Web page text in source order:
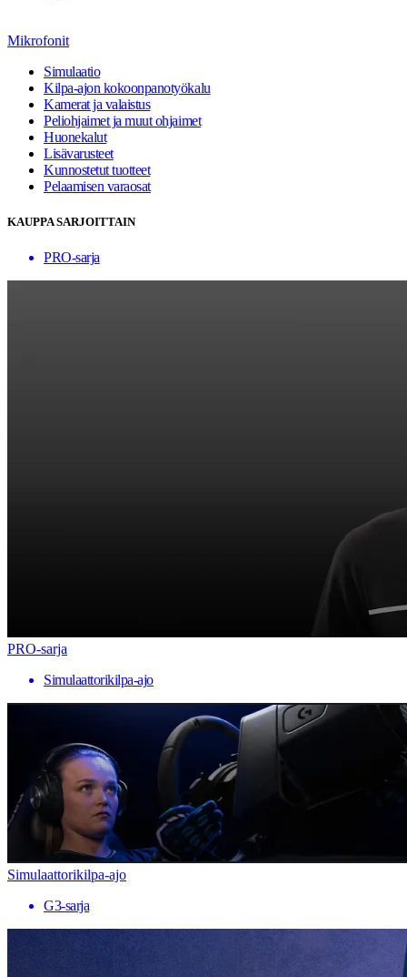
Mikrofonit
Simulaatio
Kilpa-ajon kokoonpanotyökalu
Kamerat ja valaistus
Peliohjaimet ja muut ohjaimet
Huonekalut
Lisävarusteet
Kunnostetut tuotteet
Pelaamisen varaosat
KAUPPA SARJOITTAIN
PRO-sarja
PRO-sarja
Simulaattorikilpa-ajo
Simulaattorikilpa-ajo
G3-sarja